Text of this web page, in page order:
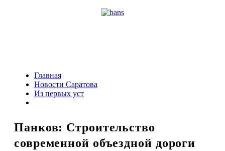
Главная
Новости Саратова
Из пеpвых уст
Панков: Строительство
современной объездной дороги